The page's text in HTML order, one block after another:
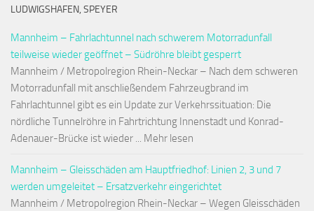
LUDWIGSHAFEN, SPEYER
Mannheim – Fahrlachtunnel nach schwerem Motorradunfall
teilweise wieder geöffnet – Südröhre bleibt gesperrt
Mannheim / Metropolregion Rhein-Neckar – Nach dem schweren
Motorradunfall mit anschließendem Fahrzeugbrand im
Fahrlachtunnel gibt es ein Update zur Verkehrssituation: Die
nördliche Tunnelröhre in Fahrtrichtung Innenstadt und Konrad-
Adenauer-Brücke ist wieder ... Mehr lesen
Mannheim – Gleisschäden am Hauptfriedhof: Linien 2, 3 und 7
werden umgeleitet – Ersatzverkehr eingerichtet
Mannheim / Metropolregion Rhein-Neckar – Wegen Gleisschäden